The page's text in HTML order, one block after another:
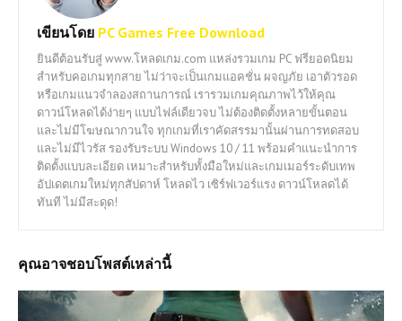
เขียนโดย PC Games Free Download
ยินดีต้อนรับสู่ www.โหลดเกม.com แหล่งรวมเกม PC ฟรียอดนิยม
สำหรับคอเกมทุกสาย ไม่ว่าจะเป็นเกมแอคชั่น ผจญภัย เอาตัวรอด
หรือเกมแนวจำลองสถานการณ์ เรารวมเกมคุณภาพไว้ให้คุณ
ดาวน์โหลดได้ง่ายๆ แบบไฟล์เดียวจบ ไม่ต้องติดตั้งหลายขั้นตอน
และไม่มีโฆษณากวนใจ ทุกเกมที่เราคัดสรรมานั้นผ่านการทดสอบ
และไม่มีไวรัส รองรับระบบ Windows 10 / 11 พร้อมคำแนะนำการ
ติดตั้งแบบละเอียด เหมาะสำหรับทั้งมือใหม่และเกมเมอร์ระดับเทพ
อัปเดตเกมใหม่ทุกสัปดาห์ โหลดไว เซิร์ฟเวอร์แรง ดาวน์โหลดได้
ทันที ไม่มีสะดุด!
คุณอาจชอบโพสต์เหล่านี้